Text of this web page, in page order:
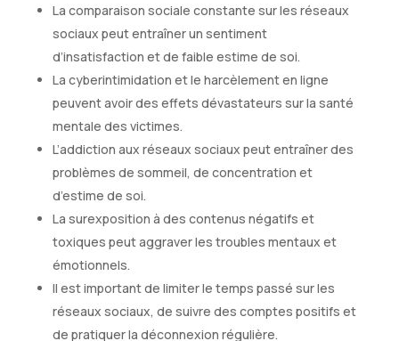
La comparaison sociale constante sur les réseaux
sociaux peut entraîner un sentiment
d’insatisfaction et de faible estime de soi.
La cyberintimidation et le harcèlement en ligne
peuvent avoir des effets dévastateurs sur la santé
mentale des victimes.
L’addiction aux réseaux sociaux peut entraîner des
problèmes de sommeil, de concentration et
d’estime de soi.
La surexposition à des contenus négatifs et
toxiques peut aggraver les troubles mentaux et
émotionnels.
Il est important de limiter le temps passé sur les
réseaux sociaux, de suivre des comptes positifs et
de pratiquer la déconnexion régulière.